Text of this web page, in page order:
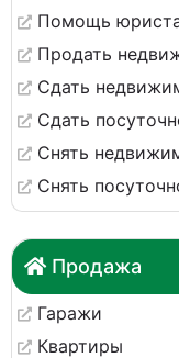
Помощь
Продать
Сдать
Сдать
Снять
Снять
Продажа
Гаражи
Квартиры